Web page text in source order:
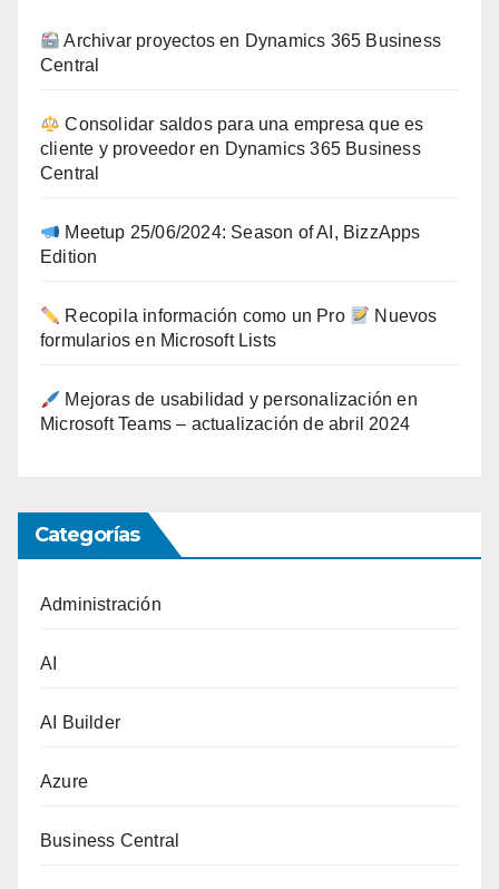
Archivar proyectos en Dynamics 365 Business
Central
Consolidar saldos para una empresa que es
cliente y proveedor en Dynamics 365 Business
Central
Meetup 25/06/2024: Season of AI, BizzApps
Edition
Recopila información como un Pro
Nuevos
formularios en Microsoft Lists
Mejoras de usabilidad y personalización en
Microsoft Teams – actualización de abril 2024
Categorías
Administración
AI
AI Builder
Azure
Business Central